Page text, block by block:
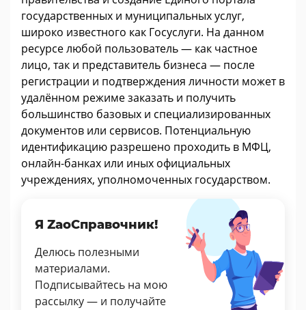
государственных и муниципальных услуг,
широко известного как Госуслуги. На данном
ресурсе любой пользователь — как частное
лицо, так и представитель бизнеса — после
регистрации и подтверждения личности может в
удалённом режиме заказать и получить
большинство базовых и специализированных
документов или сервисов. Потенциальную
идентификацию разрешено проходить в МФЦ,
онлайн-банках или иных официальных
учреждениях, уполномоченных государством.
Я ZaoСправочник!
Делюсь полезными
материалами.
Подписывайтесь на мою
рассылку — и получайте